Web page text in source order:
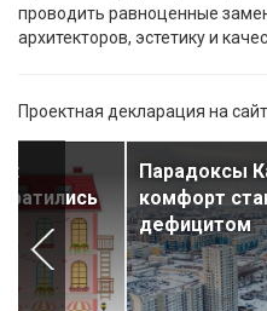
проводить равноценные
архитекторов, эстетику и
Проектная декларация на
Парадоксы
комфорт
дефицитом